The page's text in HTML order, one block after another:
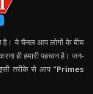
है। ये चैनल आप लोगों के बीच
ही हमारी पहचान है। जन-
तरीके से आप "Primes